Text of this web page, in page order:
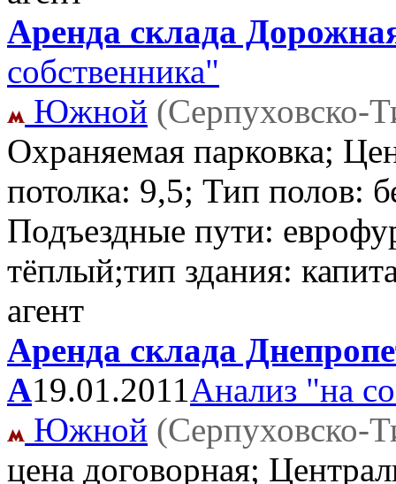
Аренда склада
собственника"
Южной (Серпуховско-
Охраняемая парковка;
потолка: 9,5; Тип полов:
Подъездные пути:
тёплый;тип здания:
агент
Аренда склада
А19.01.2011Анализ "на
Южной (Серпуховско-
цена договорная;